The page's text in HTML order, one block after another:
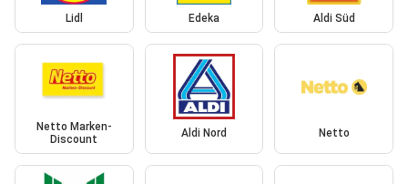
Lidl Edeka Aldi Süd
Netto Marken-
Discount
Aldi Nord Netto